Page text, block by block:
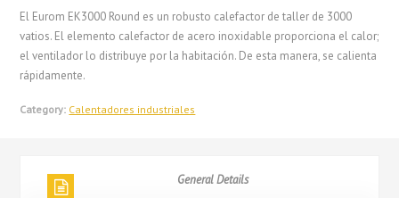
El Eurom EK3000 Round es un robusto calefactor de taller de 3000
vatios. El elemento calefactor de acero inoxidable proporciona el calor;
el ventilador lo distribuye por la habitación. De esta manera, se calienta
rápidamente.
Category: Calentadores industriales
General Details